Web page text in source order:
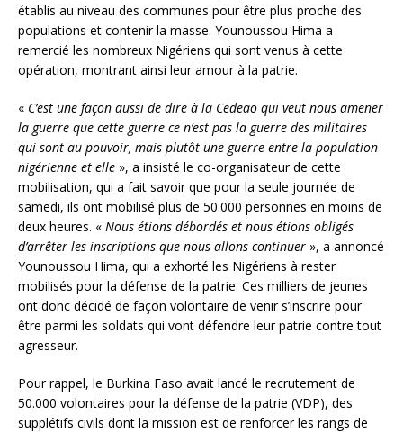
établis au niveau des communes pour être plus proche des
populations et contenir la masse. Younoussou Hima a
remercié les nombreux Nigériens qui sont venus à cette
opération, montrant ainsi leur amour à la patrie.
« C’est une façon aussi de dire à la Cedeao qui veut nous amener
la guerre que cette guerre ce n’est pas la guerre des militaires
qui sont au pouvoir, mais plutôt une guerre entre la population
nigérienne et elle », a insisté le co-organisateur de cette
mobilisation, qui a fait savoir que pour la seule journée de
samedi, ils ont mobilisé plus de 50.000 personnes en moins de
deux heures. « Nous étions débordés et nous étions obligés
d’arrêter les inscriptions que nous allons continuer », a annoncé
Younoussou Hima, qui a exhorté les Nigériens à rester
mobilisés pour la défense de la patrie. Ces milliers de jeunes
ont donc décidé de façon volontaire de venir s’inscrire pour
être parmi les soldats qui vont défendre leur patrie contre tout
agresseur.
Pour rappel, le Burkina Faso avait lancé le recrutement de
50.000 volontaires pour la défense de la patrie (VDP), des
supplétifs civils dont la mission est de renforcer les rangs de